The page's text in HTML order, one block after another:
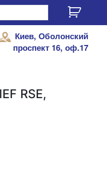
Киев, Оболонский
проспект 16, оф.17
RSE,